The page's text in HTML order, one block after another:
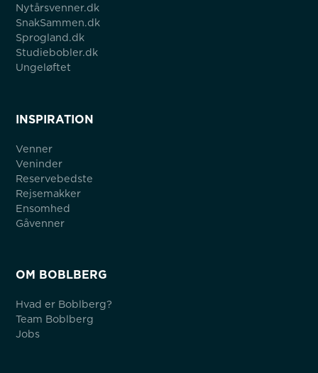
Nytårsvenner.dk
SnakSammen.dk
Sprogland.dk
Studiebobler.dk
Ungeløftet
INSPIRATION
Venner
Veninder
Reservebedste
Rejsemakker
Ensomhed
Gåvenner
OM BOBLBERG
Hvad er Boblberg?
Team Boblberg
Jobs